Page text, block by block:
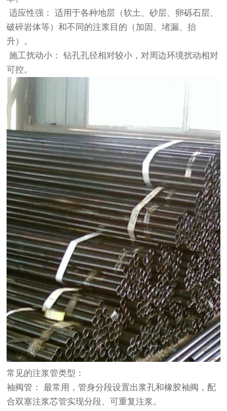
适应性强： 适用于各种地层（软土、砂层、卵砾石层、
破碎岩体等）和不同的注浆目的（加固、堵漏、抬
升）。
施工扰动小： 钻孔孔径相对较小，对周边环境扰动相对
可控。
常见的注浆管类型：
袖阀管： 最常用，管身分段设置出浆孔和橡胶袖阀，配
合双塞注浆芯管实现分段、可重复注浆。